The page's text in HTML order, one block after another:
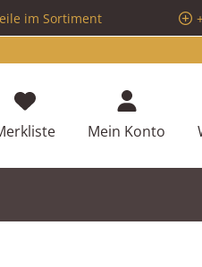
im Sortiment
Du hast 0 Produkte
Mein Konto